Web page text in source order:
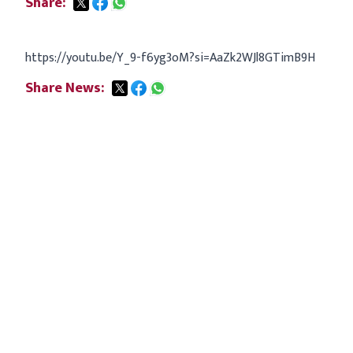
https://youtu.be/Y_9-f6yg3oM?si=AaZk2WJl8GTimB9H
Share News: